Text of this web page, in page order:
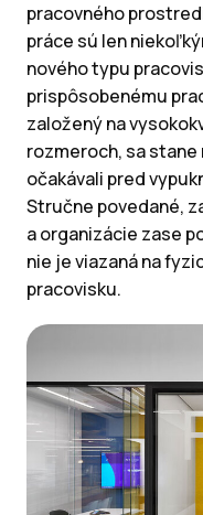
pracovného
práce sú len
nového typu
prispôsobenému
založený na
rozmeroch, sa
očakávali pred
Stručne povedané,
a organizácie zase
nie je viazaná na
pracovisku.